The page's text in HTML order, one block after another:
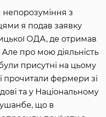
непорозуміння з
я подав заявку
ОДА, де отримав
Але про мою діяльність
присутні на цьому
прочитали фермери зі
та у Національному
що в